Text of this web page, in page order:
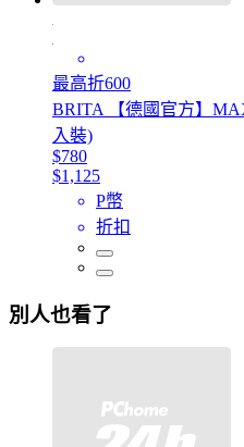
最高折600
BRITA 【德國官方】
入裝)
$780
$1,125
P幣
折扣
別人也看了